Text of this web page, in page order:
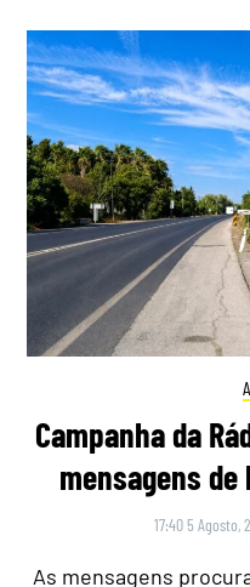
Campanha da
mensagens
17:40 5 Agosto,
As mensagens